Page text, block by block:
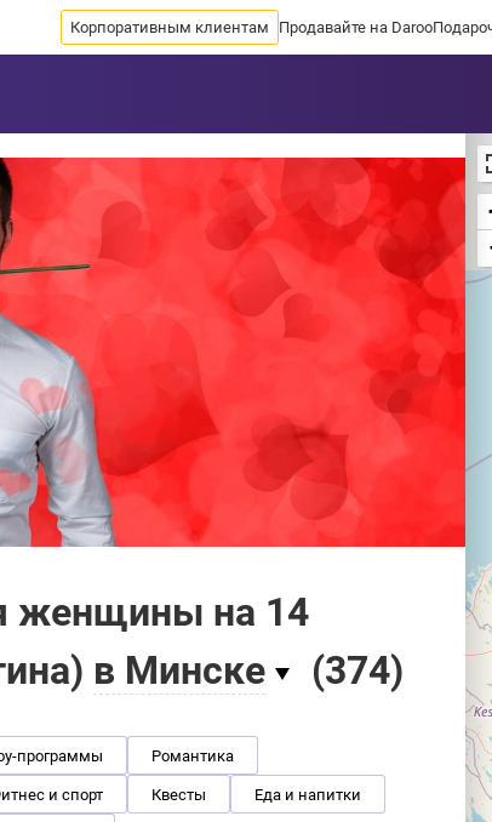
Корпоративным клиентам Продавайте на Daroo
женщины на 14
в Минске (374)
программы Романтика
и спорт Квесты Еда и напитки